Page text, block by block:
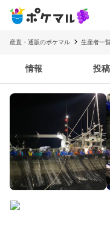
産直・通販のポケマル 生産者一覧
情報 投稿